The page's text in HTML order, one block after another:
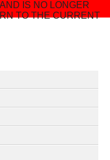
IS NO LONGER
TO THE CURRENT